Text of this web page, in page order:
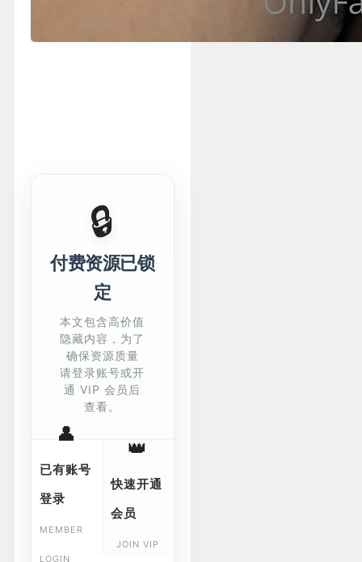
🔒
付费资源已锁
定
本文包含高价值
隐藏内容，为了
确保资源质量
请登录账号或开
通 VIP 会员后
查看。
👤
已有账号
登录
MEMBER
LOGIN
👑
快速开通
会员
JOIN VIP